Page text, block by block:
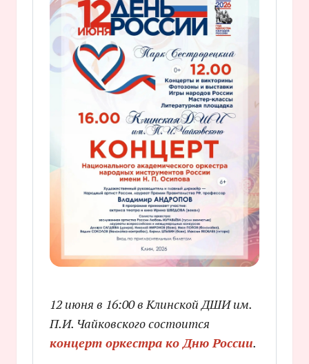
12 июня в 16:00 в Клинской ДШИ им.
П.И. Чайковского состоится
концерт оркестра ко Дню России.